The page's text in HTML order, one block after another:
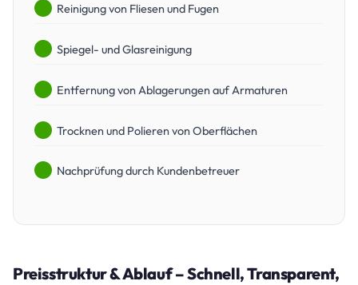
Reinigung von Fliesen und Fugen
Spiegel- und Glasreinigung
Entfernung von Ablagerungen auf Armaturen
Trocknen und Polieren von Oberflächen
Nachprüfung durch Kundenbetreuer
Preisstruktur & Ablauf – Schnell, Transparent,